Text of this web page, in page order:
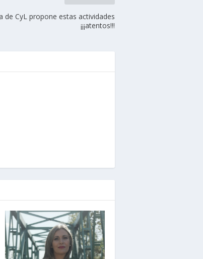
de CyL propone estas actividades
¡¡¡atentos!!!